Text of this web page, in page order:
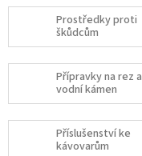
Prostředky proti
škůdcům
Přípravky na rez a
vodní kámen
Příslušenství ke
kávovarům